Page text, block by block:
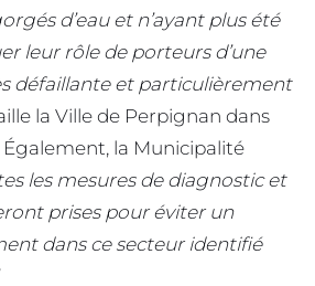
d’eau et n’ayant plus été
leur rôle de porteurs d’une
défaillante et particulièrement
la Ville de Perpignan dans
la Municipalité
les mesures de diagnostic et
prises pour éviter un
dans ce secteur identifié